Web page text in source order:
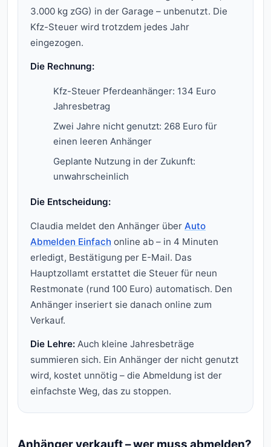
3.000 kg zGG) in der Garage – unbenutzt. Die
Kfz-Steuer wird trotzdem jedes Jahr
eingezogen.
Die Rechnung:
Kfz-Steuer Pferdeanhänger: 134 Euro
Jahresbetrag
Zwei Jahre nicht genutzt: 268 Euro für
einen leeren Anhänger
Geplante Nutzung in der Zukunft:
unwahrscheinlich
Die Entscheidung:
Claudia meldet den Anhänger über Auto
Abmelden Einfach online ab – in 4 Minuten
erledigt, Bestätigung per E-Mail. Das
Hauptzollamt erstattet die Steuer für neun
Restmonate (rund 100 Euro) automatisch. Den
Anhänger inseriert sie danach online zum
Verkauf.
Die Lehre: Auch kleine Jahresbeträge
summieren sich. Ein Anhänger der nicht genutzt
wird, kostet unnötig – die Abmeldung ist der
einfachste Weg, das zu stoppen.